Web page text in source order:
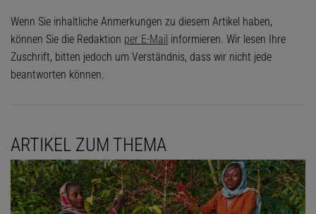
Wenn Sie inhaltliche Anmerkungen zu diesem Artikel haben,
können Sie die Redaktion per E-Mail informieren. Wir lesen Ihre
Zuschrift, bitten jedoch um Verständnis, dass wir nicht jede
beantworten können.
ARTIKEL ZUM THEMA